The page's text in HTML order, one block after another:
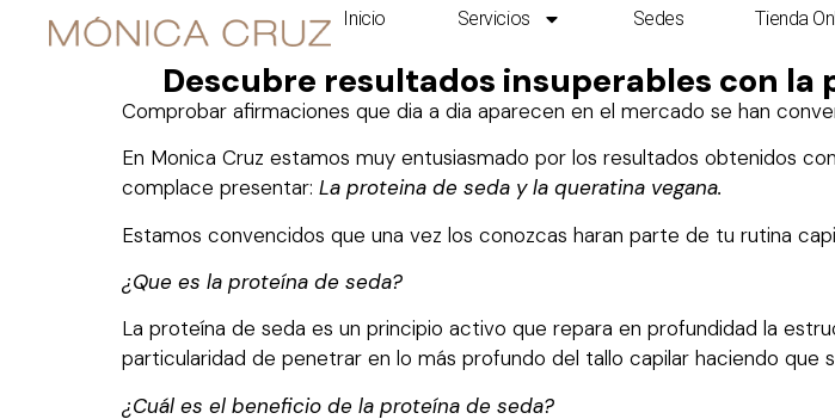
Inicio Servicios Sedes Tienda
Descubre resultados insuperables con
Comprobar afirmaciones que dia a dia aparecen en el mercado se han
En Monica Cruz estamos muy entusiasmado por los resultados obtenidos
complace presentar: La proteina de seda y la queratina vegana.
Estamos convencidos que una vez los conozcas haran parte de tu rutina
¿Que es la proteína de seda?
La proteína de seda es un principio activo que repara en profundidad la
particularidad de penetrar en lo más profundo del tallo capilar haciendo que
¿Cuál es el beneficio de la proteína de seda?